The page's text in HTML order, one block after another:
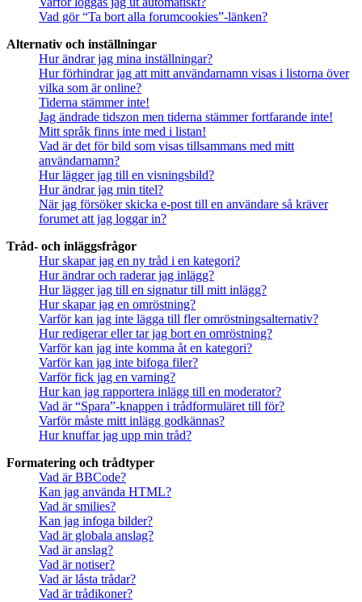
Vad gör “Ta bort alla forumcookies”-länken?
Alternativ och inställningar
Hur ändrar jag mina inställningar?
Hur förhindrar jag att mitt användarnamn visas i listorna över
vilka som är online?
Tiderna stämmer inte!
Jag ändrade tidszon men tiderna stämmer fortfarande inte!
Mitt språk finns inte med i listan!
Vad är det för bild som visas tillsammans med mitt
användarnamn?
Hur lägger jag till en visningsbild?
Hur ändrar jag min titel?
När jag försöker skicka e-post till en användare så kräver
forumet att jag loggar in?
Tråd- och inläggsfrågor
Hur skapar jag en ny tråd i en kategori?
Hur ändrar och raderar jag inlägg?
Hur lägger jag till en signatur till mitt inlägg?
Hur skapar jag en omröstning?
Varför kan jag inte lägga till fler omröstningsalternativ?
Hur redigerar eller tar jag bort en omröstning?
Varför kan jag inte komma åt en kategori?
Varför kan jag inte bifoga filer?
Varför fick jag en varning?
Hur kan jag rapportera inlägg till en moderator?
Vad är “Spara”-knappen i trådformuläret till för?
Varför måste mitt inlägg godkännas?
Hur knuffar jag upp min tråd?
Formatering och trådtyper
Vad är BBCode?
Kan jag använda HTML?
Vad är smilies?
Kan jag infoga bilder?
Vad är globala anslag?
Vad är anslag?
Vad är notiser?
Vad är låsta trådar?
Vad är trådikoner?